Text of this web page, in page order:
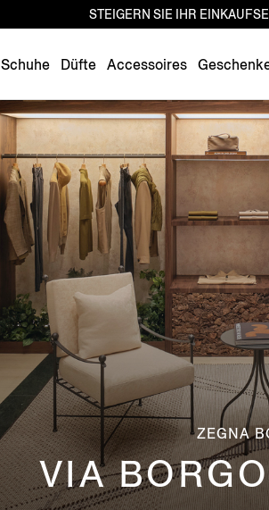
STEIGERN SIE IHR
Schuhe Düfte Accessoires
ZEGNA
VIA